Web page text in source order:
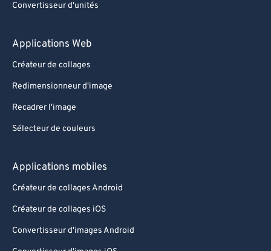
Convertisseur d'unités
Applications Web
Créateur de collages
Redimensionneur d'image
Recadrer l'image
Sélecteur de couleurs
Applications mobiles
Créateur de collages Android
Créateur de collages iOS
Convertisseur d'images Android